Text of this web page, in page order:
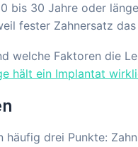
bis 30 Jahre oder
fester Zahnersatz
welche Faktoren die
hält ein Implantat
drei Punkte: